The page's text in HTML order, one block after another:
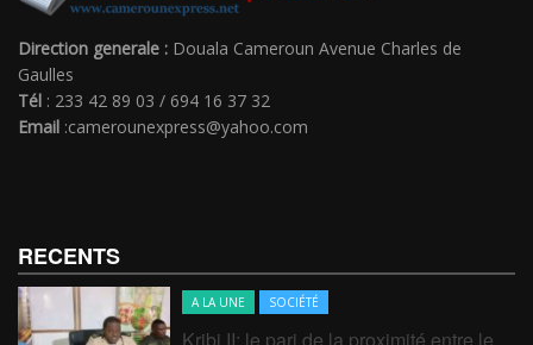
Direction generale : Douala Cameroun Avenue Charles de
Gaulles
Tél : 233 42 89 03 / 694 16 37 32
Email :camerounexpress@yahoo.com
RECENTS
A LA UNE SOCIÉTÉ